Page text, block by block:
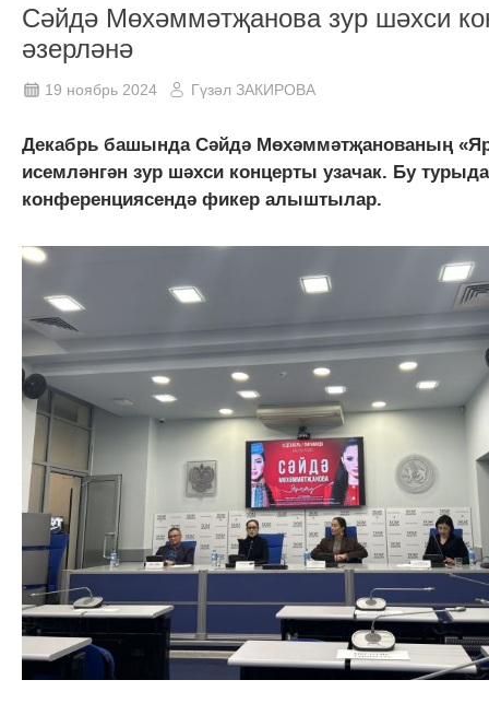
Сәйдә Мөхәммәтҗанова зур шәхси
әзерләнә
19 ноябрь 2024 Гүзәл ЗАКИРОВА
Декабрь башында Сәйдә Мөхәммәтҗанованың
исемләнгән зур шәхси концерты узачак. Бу
конференциясендә фикер алыштылар.